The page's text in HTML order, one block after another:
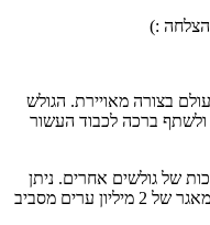
:)
בצורה מאויירת. הגולש
ולשתף ברכה לכבוד העשור
של גולשים אחרים. ניתן
לבצע חיפוש למיקום מסויים בעולם, מתוך מאגר של 2 מיליון ערים מסביב